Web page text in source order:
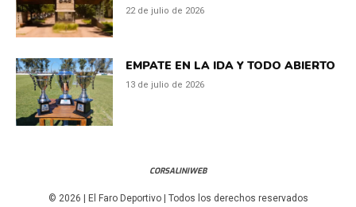
22 de julio de 2026
EMPATE EN LA IDA Y TODO ABIERTO
13 de julio de 2026
CORSALINIWEB
© 2026 | El Faro Deportivo | Todos los derechos reservados